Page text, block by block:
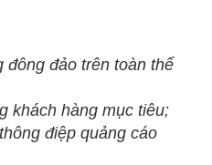
đảo trên toàn thế
khách hàng mục tiêu;
điệp quảng cáo